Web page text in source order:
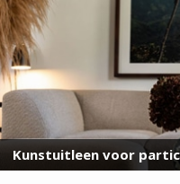
Kunstuitleen voor